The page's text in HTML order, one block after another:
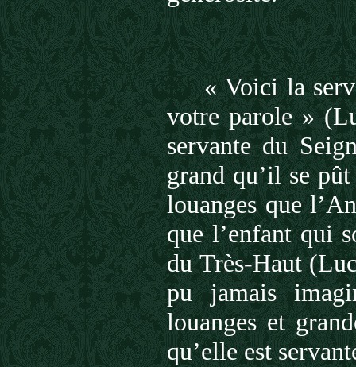
« Voici la
votre parole »
servante du
grand qu’il se
louanges que
que l’enfant qui
du Très-Haut
pu jamais
louanges et
qu’elle est